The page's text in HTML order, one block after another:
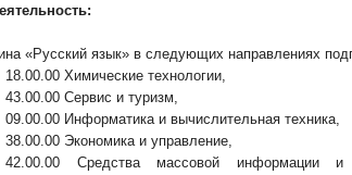
«Русский язык» в следующих направлениях
18.00.00 Химические технологии,
43.00.00 Сервис и туризм,
09.00.00 Информатика и вычислительная техника,
38.00.00 Экономика и управление,
42.00.00 Средства массовой информации и